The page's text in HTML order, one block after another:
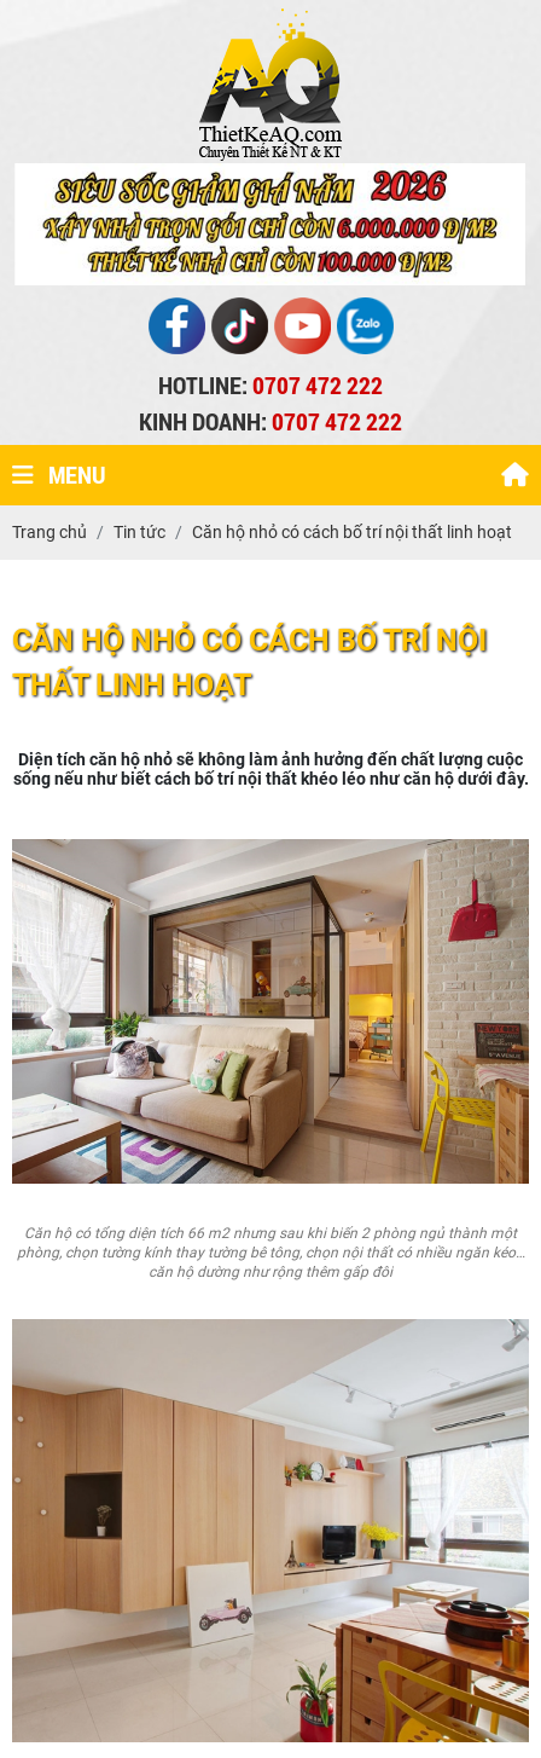
HOTLINE:0707 472 222
KINH DOANH:0707 472 222
MENU
Trang chủ Tin tức Căn hộ nhỏ có cách bố trí nội thất linh hoạt
CĂN HỘ NHỎ CÓ CÁCH BỐ TRÍ NỘI
THẤT LINH HOẠT
Diện tích căn hộ nhỏ sẽ không làm ảnh hưởng đến chất lượng cuộc
sống nếu như biết cách bố trí nội thất khéo léo như căn hộ dưới đây.
Căn hộ có tổng diện tích 66 m2 nhưng sau khi biến 2 phòng ngủ thành một
phòng, chọn tường kính thay tường bê tông, chọn nội thất có nhiều ngăn kéo…
căn hộ dường như rộng thêm gấp đôi